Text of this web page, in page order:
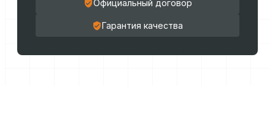
Официальный договор
Гарантия качества